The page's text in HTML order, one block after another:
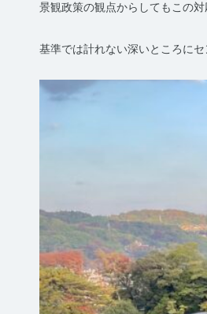
景観政策の観点からしてもこの
基準では計れない深いところに